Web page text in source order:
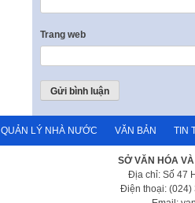
Trang web
QUẢN LÝ NHÀ NƯỚC VĂN BẢN TIN
SỞ VĂN HÓA
Địa chỉ: Số 47
Điện thoại: (024)